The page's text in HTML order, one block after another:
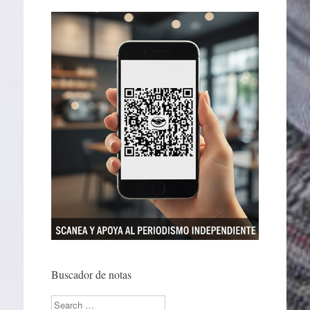
Buscador de notas
Search